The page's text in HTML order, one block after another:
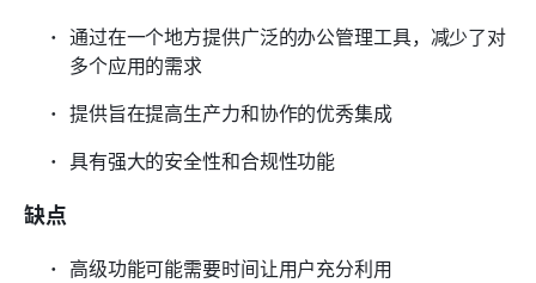
通过在一个地方提供广泛的办公管理工具，减少了对
多个应用的需求
提供旨在提高生产力和协作的优秀集成
具有强大的安全性和合规性功能
缺点
高级功能可能需要时间让用户充分利用